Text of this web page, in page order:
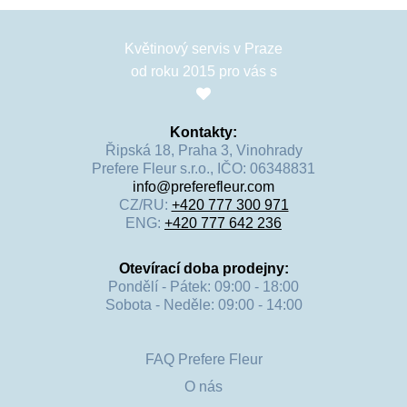
Květinový servis v Praze
od roku 2015 pro vás s
Kontakty:
Řipská 18, Praha 3, Vinohrady
Prefere Fleur s.r.o., IČO: 06348831
info@preferefleur.com
CZ/RU: +420 777 300 971
ENG: +420 777 642 236
Otevírací doba prodejny:
Pondělí - Pátek: 09:00 - 18:00
Sobota - Neděle: 09:00 - 14:00
FAQ Prefere Fleur
O nás